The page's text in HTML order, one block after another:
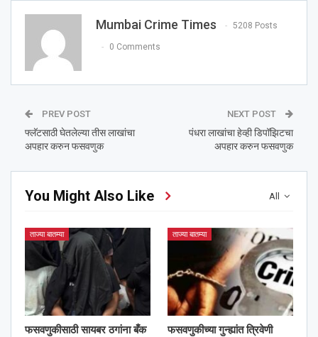
Mumbai Crime Times 5208 Posts
0 Comments
PREV POST
फ्लॅटसाठी घेतलेल्या तीस लाखांचा
अपहार करुन फसवणुक
NEXT POST
पंधरा लाखांचा हेव्ही डिपॉझिटचा
अपहार करुन फसवणुक
All
You Might Also Like
ताज्या बातम्या
फसवणुकीसाठी सायबर ठगांना बँक
ताज्या बातम्या
फसवणुकीच्या गुन्ह्यांत त्रिवेणी